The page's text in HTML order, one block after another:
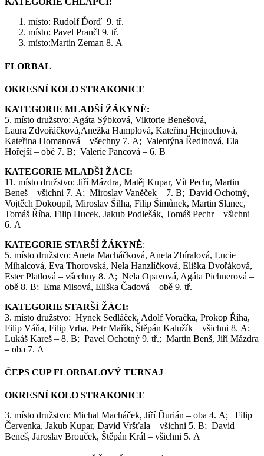
místo: Rudolf Ďorď 9. tř.
místo: Pavel Prančl 9. tř.
místo:Martin Zeman 8. A
FLORBAL
OKRESNÍ KOLO STRAKONICE
KATEGORIE MLADŠÍ ŽÁKYNĚ:
5. místo družstvo: Agáta Sýbková, Viktorie Benešová,
Laura Zdvořáčková,Anežka Hamplová, Kateřina Hejnochová,
Kateřina Homanová – všechny 7. A; Valentýna Ředinová, Ela
Hořejší – obě 7. B; Valerie Pancová – 6. B
KATEGORIE MLADŠÍ ŽÁCI:
11. místo družstvo: Jiří Mázdra, Matěj Kupar, Vít Pechr, Martin
Beneš – všichni 7. A; Miroslav Vaněček – 7. B; David Ochotný,
Vojtěch Dokoupil, Miroslav Šilha, Filip Šimůnek, Martin Slanec,
Tomáš Říha, Filip Hucek, Jakub Podlešák, Tomáš Pechr – všichni
6. A
KATEGORIE STARŠÍ ŽÁKYNĚ:
5. místo družstvo: Aneta Macháčková, Aneta Zbíralová, Lucie
Mihalcová, Eva Thorovská, Nela Hanzlíčková, Eliška Dvořáková,
Ester Platlová – všechny 8. A; Nela Opavová, Agáta Pichnerová –
obě 8. B; Ema Mlsová, Eliška Čadová – obě 9. tř.
KATEGORIE STARŠÍ ŽÁCI:
3. místo družstvo: Hynek Sedláček, Adolf Voračka, Prokop Říha,
Filip Váňa, Filip Vrba, Petr Mařík, Štěpán Kalužík – všichni 8. A;
Lukáš Kareš – 8. B; Pavel Ochotný 9. tř.; Martin Benš, Jiří Mázdra
– oba 7. A
ČEPS CUP FLORBALOVÝ TURNAJ
OKRESNÍ KOLO STRAKONICE
3. místo družstvo: Michal Macháček, Jiří Ďurián – oba 4. A; Filip
Červenka, Jakub Kupar, David Vršťala – všichni 5. B; David
Beneš, Jaroslav Brouček, Štěpán Král – všichni 5. A